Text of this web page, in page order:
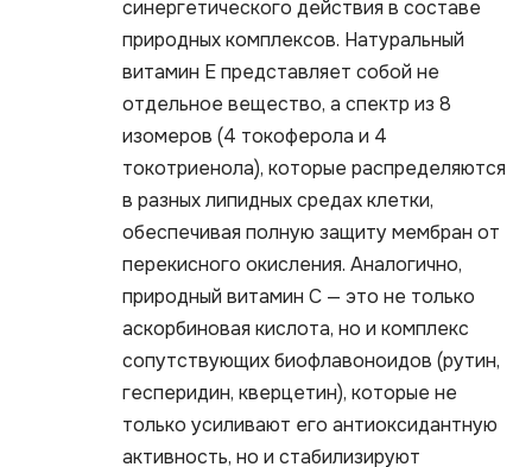
синергетического действия в составе
природных комплексов. Натуральный
витамин Е представляет собой не
отдельное вещество, а спектр из 8
изомеров (4 токоферола и 4
токотриенола), которые распределяются
в разных липидных средах клетки,
обеспечивая полную защиту мембран от
перекисного окисления. Аналогично,
природный витамин С — это не только
аскорбиновая кислота, но и комплекс
сопутствующих биофлавоноидов (рутин,
гесперидин, кверцетин), которые не
только усиливают его антиоксидантную
активность, но и стабилизируют